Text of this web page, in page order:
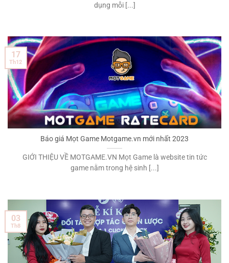
dụng mỗi [...]
Báo giá Mọt Game Motgame.vn mới nhất 2023
GIỚI THIỆU VỀ MOTGAME.VN Mọt Game là website tin tức
game nằm trong hệ sinh [...]
17
Th12
03
Th8